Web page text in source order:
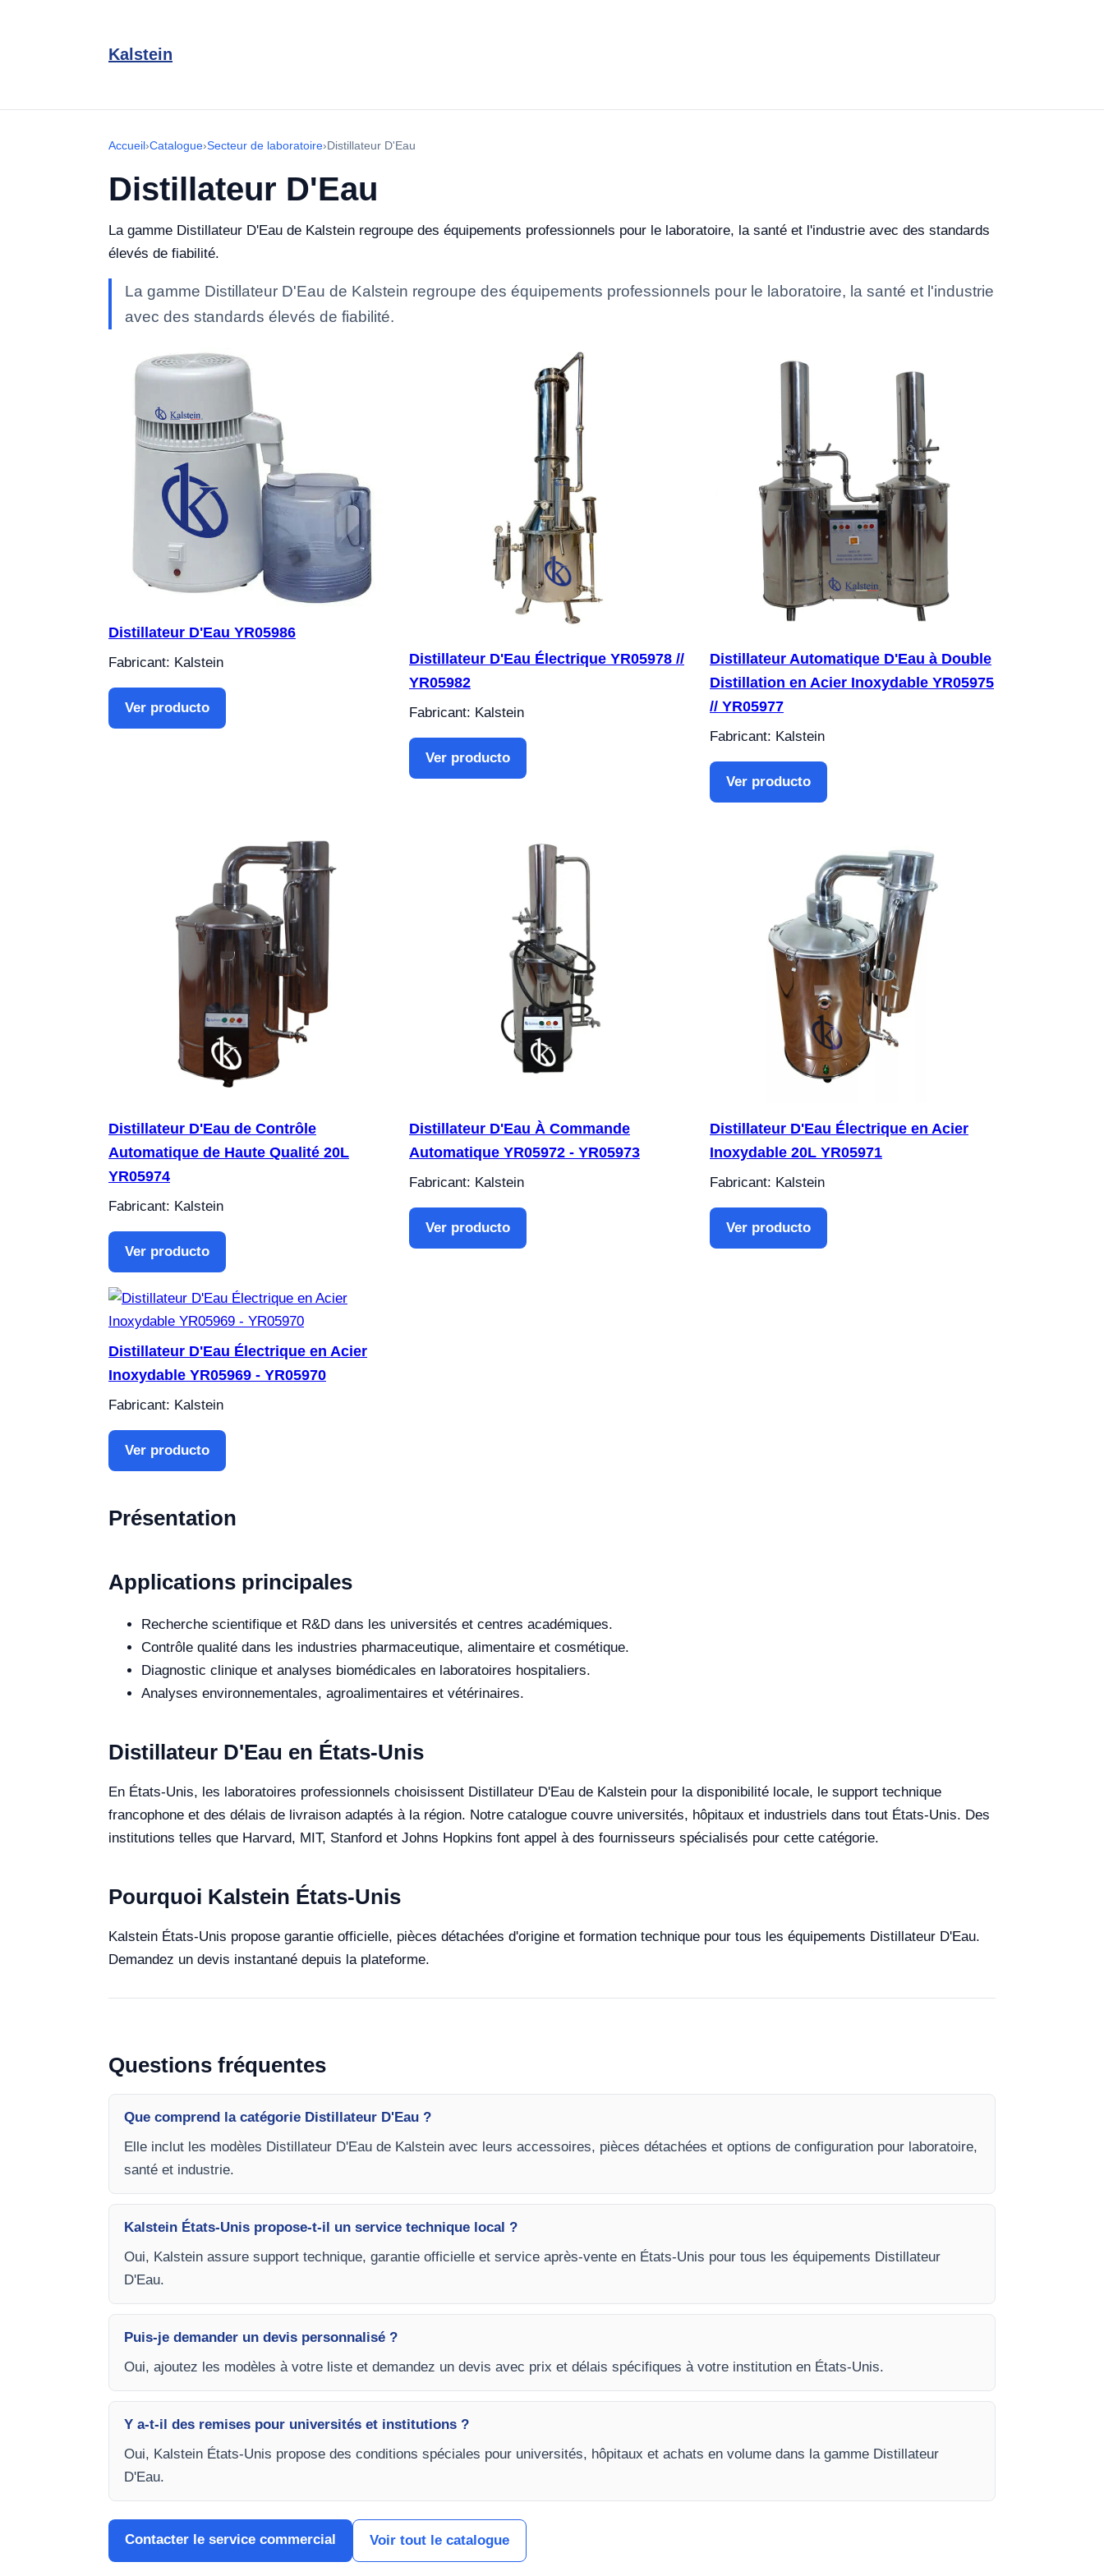
Kalstein
Accueil›Catalogue›Secteur de laboratoire›Distillateur D'Eau
Distillateur D'Eau
La gamme Distillateur D'Eau de Kalstein regroupe des équipements professionnels pour le laboratoire, la santé et l'industrie avec des standards
élevés de fiabilité.
La gamme Distillateur D'Eau de Kalstein regroupe des équipements professionnels pour le laboratoire, la santé et l'industrie
avec des standards élevés de fiabilité.
Distillateur D'Eau YR05986
Fabricant: Kalstein
Ver producto
Distillateur D'Eau Électrique YR05978 //
YR05982
Fabricant: Kalstein
Ver producto
Distillateur Automatique D'Eau à Double
Distillation en Acier Inoxydable YR05975
// YR05977
Fabricant: Kalstein
Ver producto
Distillateur D'Eau de Contrôle
Automatique de Haute Qualité 20L
YR05974
Fabricant: Kalstein
Ver producto
Distillateur D'Eau À Commande
Automatique YR05972 - YR05973
Fabricant: Kalstein
Ver producto
Distillateur D'Eau Électrique en Acier
Inoxydable 20L YR05971
Fabricant: Kalstein
Ver producto
Distillateur D'Eau Électrique en Acier
Inoxydable YR05969 - YR05970
Fabricant: Kalstein
Ver producto
Présentation
Applications principales
Recherche scientifique et R&D dans les universités et centres académiques.
Contrôle qualité dans les industries pharmaceutique, alimentaire et cosmétique.
Diagnostic clinique et analyses biomédicales en laboratoires hospitaliers.
Analyses environnementales, agroalimentaires et vétérinaires.
Distillateur D'Eau en États-Unis
En États-Unis, les laboratoires professionnels choisissent Distillateur D'Eau de Kalstein pour la disponibilité locale, le support technique
francophone et des délais de livraison adaptés à la région. Notre catalogue couvre universités, hôpitaux et industriels dans tout États-Unis. Des
institutions telles que Harvard, MIT, Stanford et Johns Hopkins font appel à des fournisseurs spécialisés pour cette catégorie.
Pourquoi Kalstein États-Unis
Kalstein États-Unis propose garantie officielle, pièces détachées d'origine et formation technique pour tous les équipements Distillateur D'Eau.
Demandez un devis instantané depuis la plateforme.
Questions fréquentes
Que comprend la catégorie Distillateur D'Eau ?
Elle inclut les modèles Distillateur D'Eau de Kalstein avec leurs accessoires, pièces détachées et options de configuration pour laboratoire,
santé et industrie.
Kalstein États-Unis propose-t-il un service technique local ?
Oui, Kalstein assure support technique, garantie officielle et service après-vente en États-Unis pour tous les équipements Distillateur
D'Eau.
Puis-je demander un devis personnalisé ?
Oui, ajoutez les modèles à votre liste et demandez un devis avec prix et délais spécifiques à votre institution en États-Unis.
Y a-t-il des remises pour universités et institutions ?
Oui, Kalstein États-Unis propose des conditions spéciales pour universités, hôpitaux et achats en volume dans la gamme Distillateur
D'Eau.
Contacter le service commercial Voir tout le catalogue